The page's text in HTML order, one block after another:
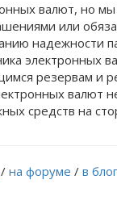
валют, но мы
или
надежности
электронных
резервам и
валют
средств на
/ на форуме / в